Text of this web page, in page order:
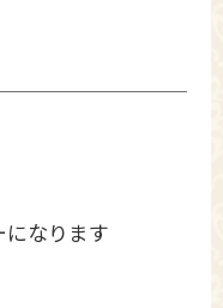
になります